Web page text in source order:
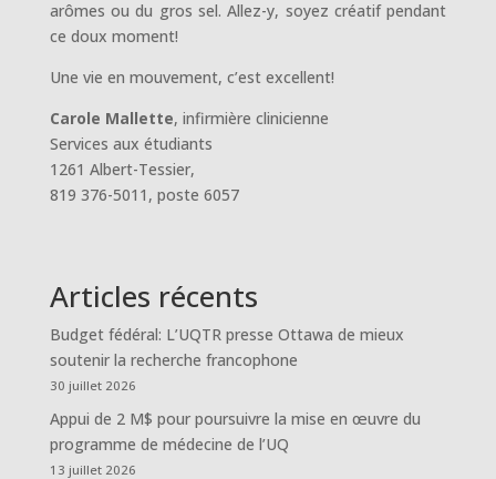
arômes ou du gros sel. Allez-y, soyez créatif pendant
ce doux moment!
Une vie en mouvement, c’est excellent!
Carole Mallette, infirmière clinicienne
Services aux étudiants
1261 Albert-Tessier,
819 376-5011, poste 6057
Articles récents
Budget fédéral: L’UQTR presse Ottawa de mieux
soutenir la recherche francophone
30 juillet 2026
Appui de 2 M$ pour poursuivre la mise en œuvre du
programme de médecine de l’UQ
13 juillet 2026